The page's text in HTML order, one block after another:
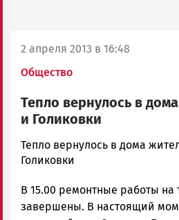
2 апреля 2013 в 16:48
Общество
Тепло вернулось в
и Голиковки
admintimur
Новости
и
Карелии
Тепло вернулось в дома
Голиковки
В 15.00 ремонтные работы на
завершены. В настоящий